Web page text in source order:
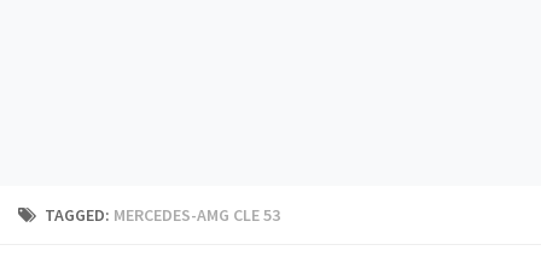
Technika jazdy
TAGGED: MERCEDES-AMG CLE 53